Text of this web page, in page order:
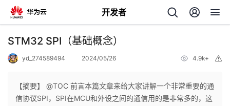
开发者
返
STM32 SPI（基础概念）
yd_274589494 2024/05/26 4.9k+
【摘要】 @TOC 前言本篇文章来给大家讲解一个非常重要的通
信协议SPI，SPI在MCU和外设之间的通信用的是非常多的，这